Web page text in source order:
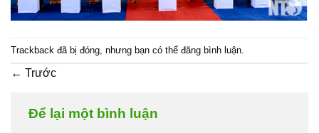
Trackback đã bị đóng, nhưng bạn có thể đăng bình luận
← Trước
Để lại một bình luận